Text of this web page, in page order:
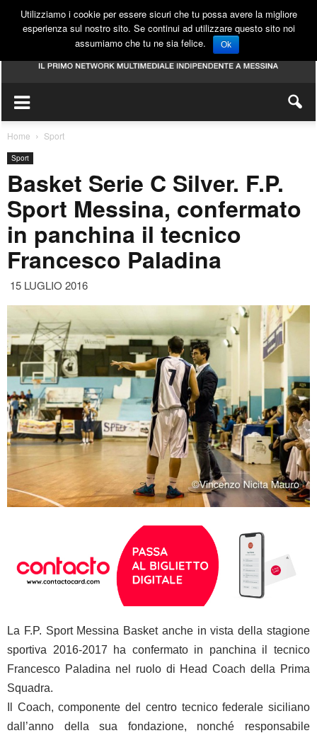
Home Sport
Sport
Basket Serie C Silver. F.P.
Sport Messina, confermato
in panchina il tecnico
Francesco Paladina
15 LUGLIO 2016
La F.P. Sport Messina Basket anche in vista della stagione
sportiva 2016-2017 ha confermato in panchina il tecnico
Francesco Paladina nel ruolo di Head Coach della Prima
Squadra.
Il Coach, componente del centro tecnico federale siciliano
dall’anno della sua fondazione, nonché responsabile
Utilizziamo i cookie per essere sicuri che tu possa avere la migliore
esperienza sul nostro sito. Se continui ad utilizzare questo sito noi
assumiamo che tu ne sia felice.
Ok